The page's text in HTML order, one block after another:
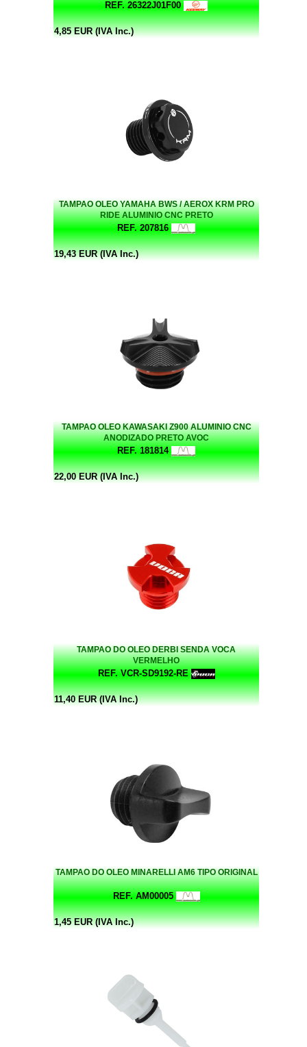
REF. 26322J01F00
4,85 EUR (IVA Inc.)
TAMPAO OLEO YAMAHA BWS / AEROX KRM PRO
RIDE ALUMINIO CNC PRETO
REF. 207816
19,43 EUR (IVA Inc.)
TAMPAO OLEO KAWASAKI Z900 ALUMINIO CNC
ANODIZADO PRETO AVOC
REF. 181814
22,00 EUR (IVA Inc.)
TAMPAO DO OLEO DERBI SENDA VOCA
VERMELHO
REF. VCR-SD9192-RE
11,40 EUR (IVA Inc.)
TAMPAO DO OLEO MINARELLI AM6 TIPO ORIGINAL
REF. AM00005
1,45 EUR (IVA Inc.)